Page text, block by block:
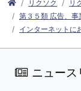
リクソク リ
第３５類 広告、事
インターネットに
ニュース